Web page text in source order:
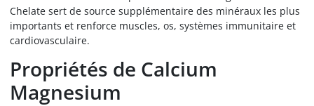
Chelate sert de source supplémentaire des minéraux les plus
importants et renforce muscles, os, systèmes immunitaire et
cardiovasculaire.
Propriétés de Calcium
Magnesium